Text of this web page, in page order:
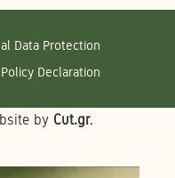
Data Protection
Declaration
by Cut.gr.